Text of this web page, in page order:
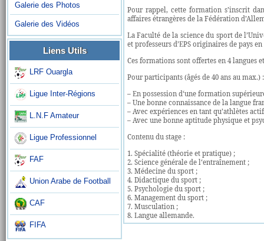
Galerie des Photos
Galerie des Vidéos
Liens Utils
LRF Ouargla
Ligue Inter-Régions
L.N.F Amateur
Ligue Professionnel
FAF
Union Arabe de Football
CAF
FIFA
Pour rappel, cette formation s’inscrit
affaires étrangères de la Fédération
La Faculté de la science du sport de
et professeurs d’EPS originaires de pays
Ces formations sont offertes en 4 langues
Pour participants (âgés de 40 ans au max.) :
– En possession d‘une formation
– Une bonne connaissance de la langue
– Avec expériences en tant qu’athlètes
– Avec une bonne aptitude physique et
Contenu du stage :
1. Spécialité (théorie et pratique) ;
2. Science générale de l‘entraînement ;
3. Médecine du sport ;
4. Didactique du sport ;
5. Psychologie du sport ;
6. Management du sport ;
7. Musculation ;
8. Langue allemande.